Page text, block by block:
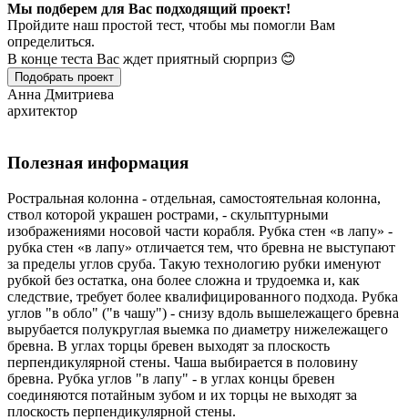
Мы подберем для Вас подходящий проект!
Пройдите наш простой тест, чтобы мы помогли Вам
определиться.
В конце теста Вас ждет приятный сюрприз 😊
Подобрать проект
Анна Дмитриева
архитектор
Полезная информация
Ростральная колонна - отдельная, самостоятельная колонна,
ствол которой украшен рострами, - скульптурными
изображениями носовой части корабля. Рубка стен «в лапу» -
рубка стен «в лапу» отличается тем, что бревна не выступают
за пределы углов сруба. Такую технологию рубки именуют
рубкой без остатка, она более сложна и трудоемка и, как
следствие, требует более квалифицированного подхода. Рубка
углов "в обло" ("в чашу") - снизу вдоль вышележащего бревна
вырубается полукруглая выемка по диаметру нижележащего
бревна. В углах торцы бревен выходят за плоскость
перпендикулярной стены. Чаша выбирается в половину
бревна. Рубка углов "в лапу" - в углах концы бревен
соединяются потайным зубом и их торцы не выходят за
плоскость перпендикулярной стены.